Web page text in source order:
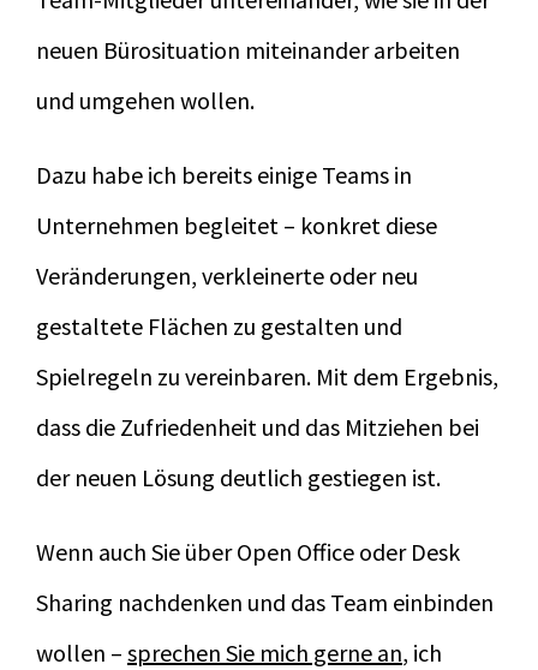
neuen Bürosituation miteinander arbeiten
und umgehen wollen.
Dazu habe ich bereits einige Teams in
Unternehmen begleitet – konkret diese
Veränderungen, verkleinerte oder neu
gestaltete Flächen zu gestalten und
Spielregeln zu vereinbaren. Mit dem Ergebnis,
dass die Zufriedenheit und das Mitziehen bei
der neuen Lösung deutlich gestiegen ist.
Wenn auch Sie über Open Office oder Desk
Sharing nachdenken und das Team einbinden
wollen – sprechen Sie mich gerne an, ich